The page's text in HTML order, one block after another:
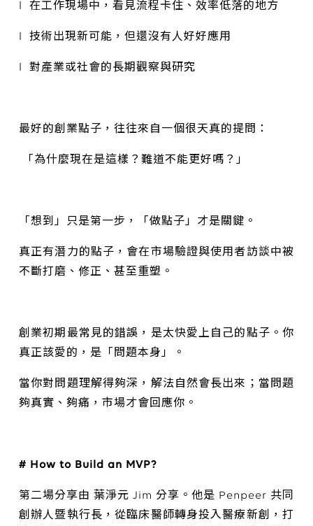
l 在工作現場中，看見流程卡住、效率低落的地方
l 技術出現新可能，但還沒有人好好應用
l 對產業或社會的長期觀察與研究
最好的創業點子，往往來自一個很天真的提問：
「為什麼現在是這樣？難道不能更好嗎？」
「想到」只是第一步，「做點子」才是關鍵。
真正有潛力的點子，會在市場驗證與使用者訪談中被
不斷打磨、修正、甚至重塑。
創業初期最常見的錯誤，是太快愛上自己的點子。你
真正該愛的，是「問題本身」。
當你對問題理解得夠深，解法自然會長出來；當問題
夠真實、夠痛，市場才會回應你。
# How to Build an MVP?
第二場分享由 葉淨元 Jim 分享。他是 Penpeer 共同
創辦人暨執行長，從臨床醫師轉身投入醫療新創，打